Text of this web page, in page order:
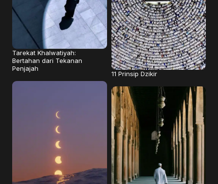
Tarekat Khalwatiyah:
Bertahan dari Tekanan
Penjajah
11 Prinsip Dzikir